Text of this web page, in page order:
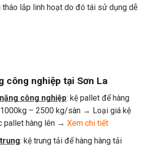
tháo lắp linh hoạt do đó tái sử dụng dễ
công nghiệp tại Sơn La
công nghiệp: kệ pallet để hàng
– 2500 kg/sàn → Loại giá kệ
pallet hàng lên → Xem chi tiết
: kệ trung tải để hàng hàng tải